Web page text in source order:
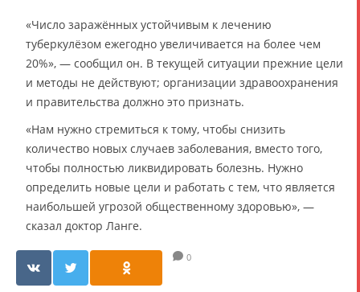
«Число заражённых устойчивым к лечению
туберкулёзом ежегодно увеличивается на более чем
20%», — сообщил он. В текущей ситуации прежние цели
и методы не действуют; организации здравоохранения
и правительства должно это признать.
«Нам нужно стремиться к тому, чтобы снизить
количество новых случаев заболевания, вместо того,
чтобы полностью ликвидировать болезнь. Нужно
определить новые цели и работать с тем, что является
наибольшей угрозой общественному здоровью», —
сказал доктор Ланге.
0